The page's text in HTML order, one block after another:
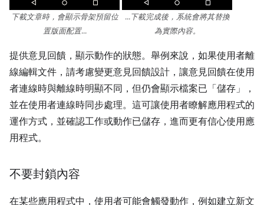
下載文章時，會顯示骨架預留位
置版面配置...
...下載完成後，系統會將其替換
為實際內容。
提供意見回饋，顯示動作的狀態。舉例來說，如果使用者離
線編輯文件，請考慮變更意見回饋設計，讓意見回饋在使用
者連線時與離線時明顯不同，但仍會顯示檔案已「儲存」，
並在使用者連線時同步處理。這可讓使用者瞭解應用程式的
運作方式，並確認工作或動作已儲存，進而更有信心使用應
用程式。
不要封鎖內容
在某些應用程式中，使用者可能會觸發動作，例如建立新文